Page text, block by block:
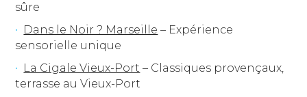
sûre
Dans le Noir ? Marseille – Expérience
sensorielle unique
La Cigale Vieux-Port – Classiques provençaux,
terrasse au Vieux-Port